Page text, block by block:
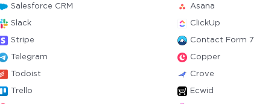
Salesforce CRM
Slack
Stripe
Telegram
Todoist
Trello
Asana
ClickUp
Contact Form 7
Copper
Crove
Ecwid